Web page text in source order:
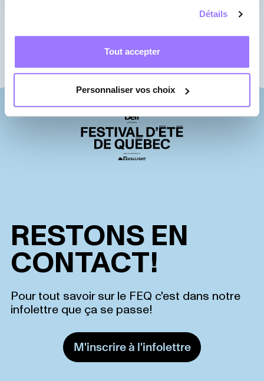
Détails
Tout accepter
Personnaliser vos choix
RESTONS EN
CONTACT!
Pour tout savoir sur le FEQ c'est dans notre
infolettre que ça se passe!
M'inscrire à l'infolettre